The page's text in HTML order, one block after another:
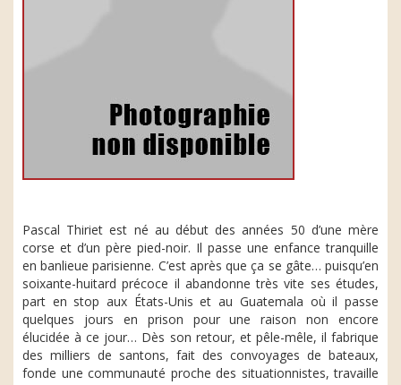
Pascal Thiriet est né au début des années 50 d’une mère
corse et d’un père pied-noir. Il passe une enfance tranquille
en banlieue parisienne. C’est après que ça se gâte… puisqu’en
soixante-huitard précoce il abandonne très vite ses études,
part en stop aux États-Unis et au Guatemala où il passe
quelques jours en prison pour une raison non encore
élucidée à ce jour… Dès son retour, et pêle-mêle, il fabrique
des milliers de santons, fait des convoyages de bateaux,
fonde une communauté proche des situationnistes, travaille